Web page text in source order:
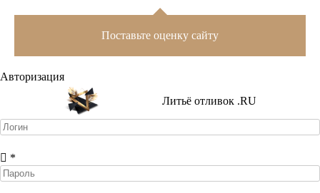
Поставьте оценку сайту
Авторизация
Литьё отливок .RU
*